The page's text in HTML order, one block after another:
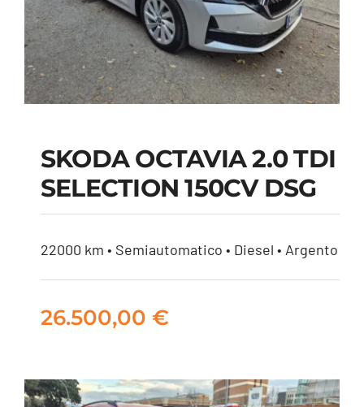
SKODA OCTAVIA 2.0
TDI SELECTION 150CV
DSG
SKODA OCTAVIA 2.0 TDI
SELECTION 150CV DSG
22000 km • Semiautomatico • Diesel • Argento
26.500,00 €